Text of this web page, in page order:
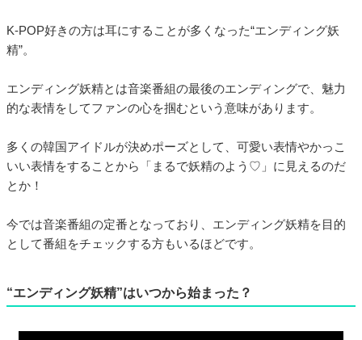
K-POP好きの方は耳にすることが多くなった“エンディング妖
精”。
エンディング妖精とは音楽番組の最後のエンディングで、魅力
的な表情をしてファンの心を掴むという意味があります。
多くの韓国アイドルが決めポーズとして、可愛い表情やかっこ
いい表情をすることから「まるで妖精のよう♡」に見えるのだ
とか！
今では音楽番組の定番となっており、エンディング妖精を目的
として番組をチェックする方もいるほどです。
“エンディング妖精”はいつから始まった？